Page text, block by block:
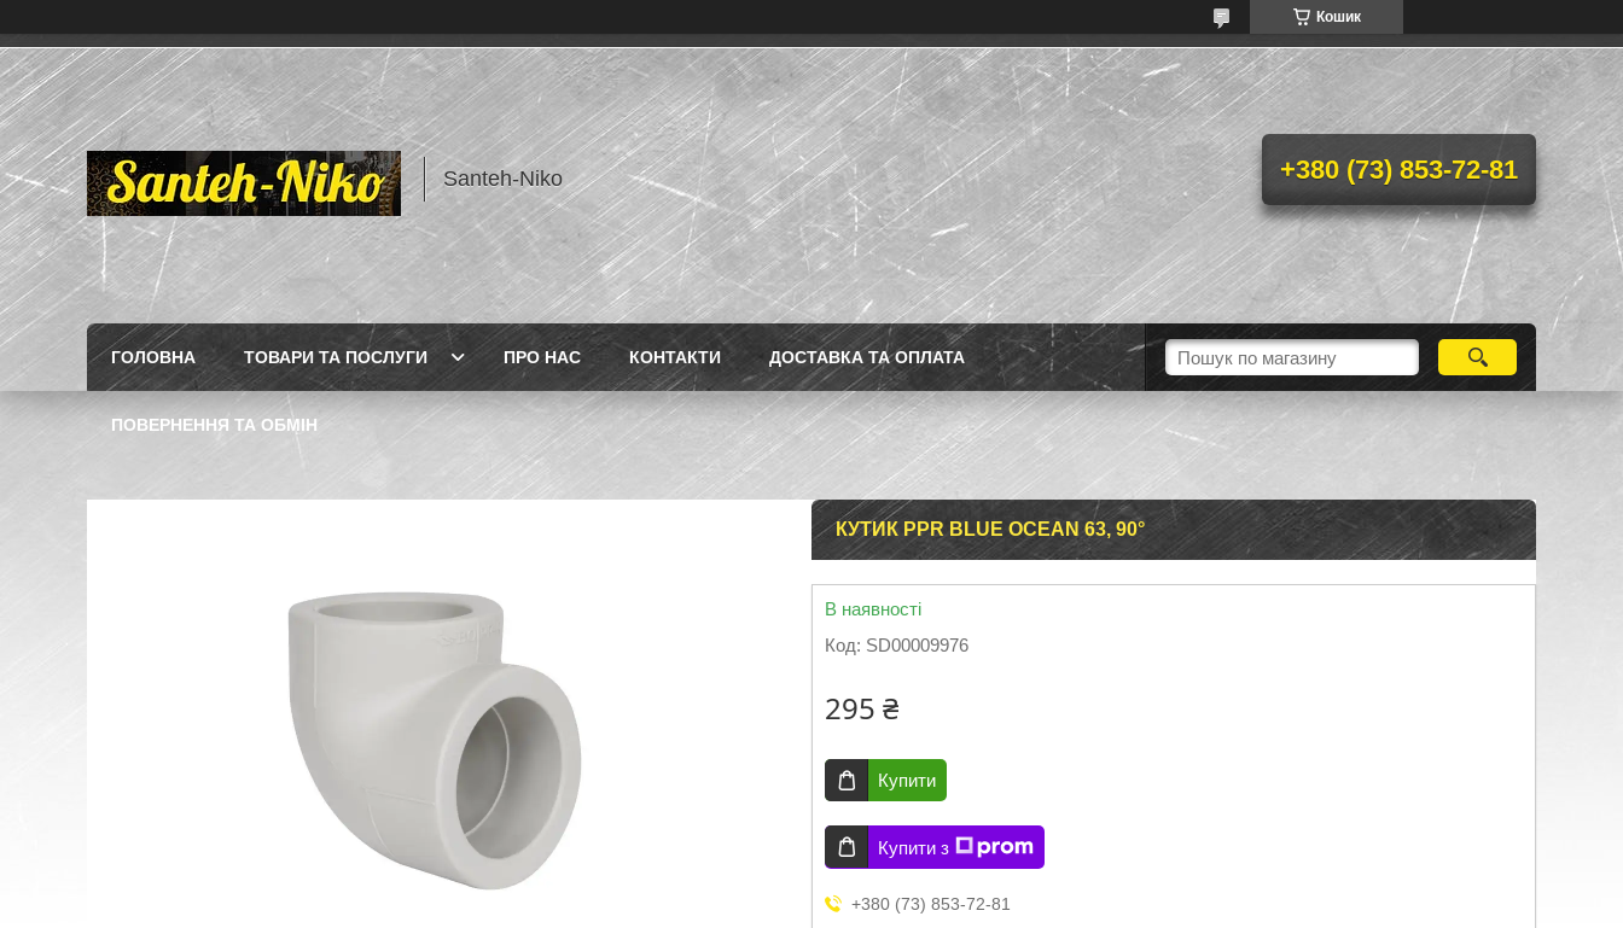
Кошик
Santeh-Niko +380 (73) 853-72-81
ГОЛОВНА ТОВАРИ ТА ПОСЛУГИ ПРО НАС КОНТАКТИ ДОСТАВКА ТА ОПЛАТА
ПОВЕРНЕННЯ ТА ОБМІН
КУТИК PPR BLUE OCEAN 63, 90°
В наявності
Код: SD00009976
295 ₴
Купити
Купити з
+380 (73) 853-72-81